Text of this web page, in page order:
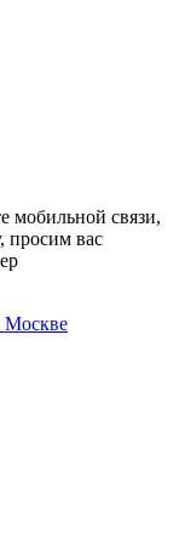
мобильной связи,
просим вас
Москве